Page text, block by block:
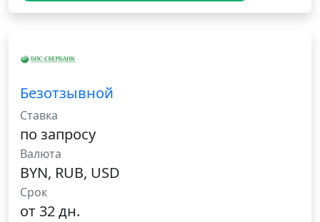
Безотзывной
Ставка
по запросу
Валюта
BYN, RUB, USD
Срок
от 32 дн.